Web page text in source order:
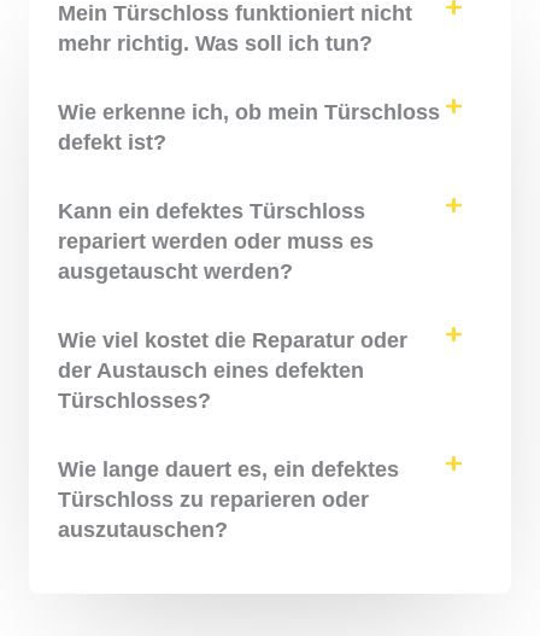
Mein Türschloss funktioniert nicht
mehr richtig. Was soll ich tun?
Wie erkenne ich, ob mein Türschloss
defekt ist?
Kann ein defektes Türschloss
repariert werden oder muss es
ausgetauscht werden?
Wie viel kostet die Reparatur oder
der Austausch eines defekten
Türschlosses?
Wie lange dauert es, ein defektes
Türschloss zu reparieren oder
auszutauschen?